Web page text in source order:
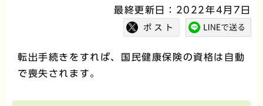
最終更新日：2022年4月7日
転出手続きをすれば、国民健康保険の資格は自動
で喪失されます。